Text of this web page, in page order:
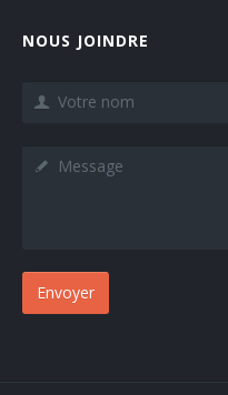
NOUS JOINDRE
Envoyer